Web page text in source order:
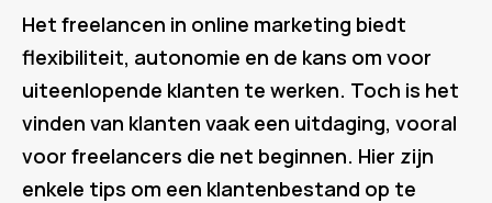
Het freelancen in online marketing biedt
flexibiliteit, autonomie en de kans om voor
uiteenlopende klanten te werken. Toch is het
vinden van klanten vaak een uitdaging, vooral
voor freelancers die net beginnen. Hier zijn
enkele tips om een klantenbestand op te